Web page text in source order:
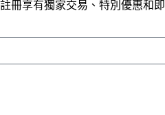
註冊享有獨家交易、特別優惠和